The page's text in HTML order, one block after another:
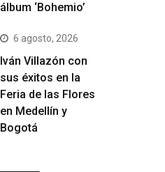
álbum ‘Bohemio’
6 agosto, 2026
Iván Villazón con
sus éxitos en la
Feria de las Flores
en Medellín y
Bogotá